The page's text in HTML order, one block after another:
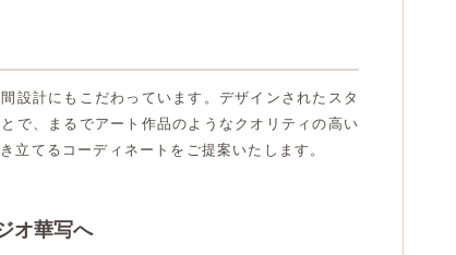
設計にもこだわっています。デザインされたスタ
で、まるでアート作品のようなクオリティの高い
立てるコーディネートをご提案いたします。
オ華写へ